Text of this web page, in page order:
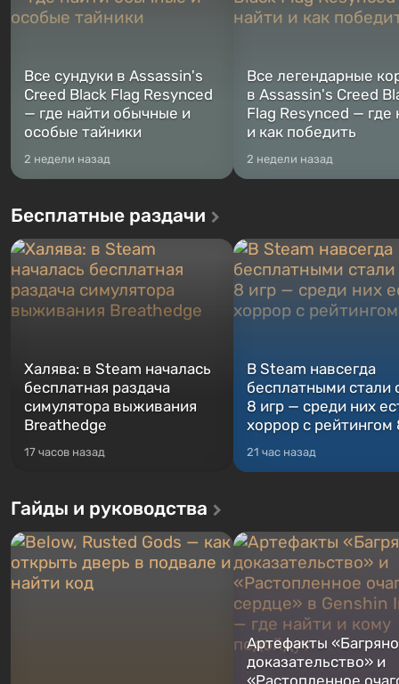
Все сундуки в Assassin's
Creed Black Flag Resynced
— где найти обычные и
особые тайники
2 недели назад
Все легендарные
в Assassin's Creed
Flag Resynced — где
и как победить
2 недели назад
Бесплатные раздачи
Халява: в Steam началась
бесплатная раздача
симулятора выживания
Breathedge
17 часов назад
В Steam навсегда
бесплатными стали
8 игр — среди них
хоррор с рейтингом
21 час назад
Гайды и руководства
Артефакты
доказательство» и
«Растопленное